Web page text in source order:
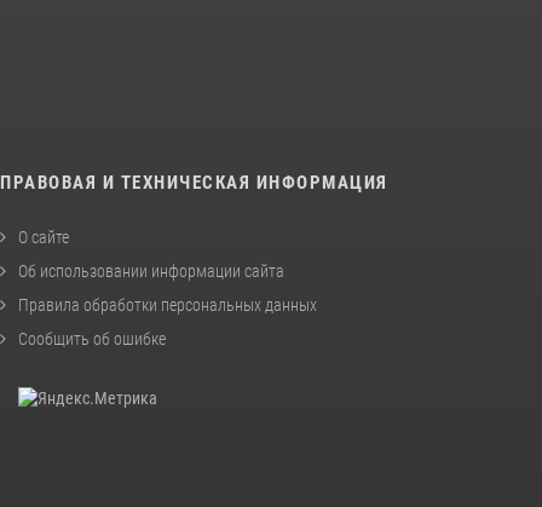
ПРАВОВАЯ И ТЕХНИЧЕСКАЯ ИНФОРМАЦИЯ
О сайте
Об использовании информации сайта
Правила обработки персональных данных
Сообщить об ошибке